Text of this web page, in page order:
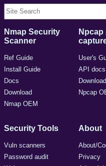
Nmap Security
Scanner
Ref Guide
Install Guide
Docs
Download
Nmap OEM
Npcap
User's
API docs
Download
Npcap
Security Tools
Vuln scanners
Password audit
About
About/
Privacy